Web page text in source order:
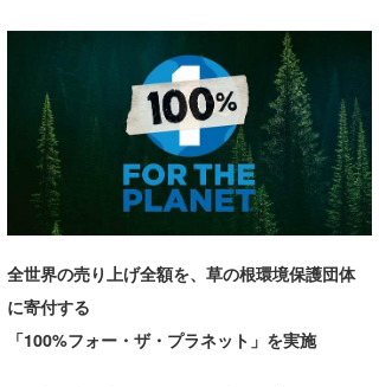
波予想ツール
気象情報
ニュース
サーフィンエリアガイド
会員メニュー
今月のプレゼント
全世界の売り上げ全額を、草の根環境保護団体
に寄付する
「100%フォー・ザ・プラネット」を実施
アート＆エンタメ
トラベル
ショップ情報
ショップ情報
湘南
ウラナミ
お知らせ